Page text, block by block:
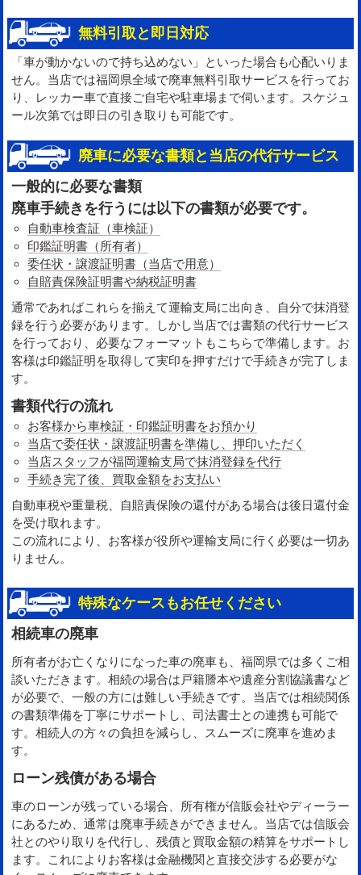
無料引取と即日対応
「車が動かないので持ち込めない」といった場合も心配いりま
せん。当店では福岡県全域で廃車無料引取サービスを行ってお
り、レッカー車で直接ご自宅や駐車場まで伺います。スケジュ
ール次第では即日の引き取りも可能です。
廃車に必要な書類と当店の代行サービス
一般的に必要な書類
廃車手続きを行うには以下の書類が必要です。
自動車検査証（車検証）
印鑑証明書（所有者）
委任状・譲渡証明書（当店で用意）
自賠責保険証明書や納税証明書
通常であればこれらを揃えて運輸支局に出向き、自分で抹消登
録を行う必要があります。しかし当店では書類の代行サービス
を行っており、必要なフォーマットもこちらで準備します。お
客様は印鑑証明を取得して実印を押すだけで手続きが完了しま
す。
書類代行の流れ
お客様から車検証・印鑑証明書をお預かり
当店で委任状・譲渡証明書を準備し、押印いただく
当店スタッフが福岡運輸支局で抹消登録を代行
手続き完了後、買取金額をお支払い
自動車税や重量税、自賠責保険の還付がある場合は後日還付金
を受け取れます。
この流れにより、お客様が役所や運輸支局に行く必要は一切あ
りません。
特殊なケースもお任せください
相続車の廃車
所有者がお亡くなりになった車の廃車も、福岡県では多くご相
談いただきます。相続の場合は戸籍謄本や遺産分割協議書など
が必要で、一般の方には難しい手続きです。当店では相続関係
の書類準備を丁寧にサポートし、司法書士との連携も可能で
す。相続人の方々の負担を減らし、スムーズに廃車を進めま
す。
ローン残債がある場合
車のローンが残っている場合、所有権が信販会社やディーラー
にあるため、通常は廃車手続きができません。当店では信販会
社とのやり取りを代行し、残債と買取金額の精算をサポートし
ます。これによりお客様は金融機関と直接交渉する必要がな